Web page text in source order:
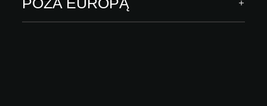
Systemy budowlane